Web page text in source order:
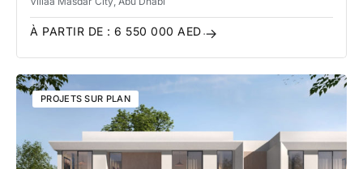
À PARTIR DE : 6 550 000 AED
PROJETS SUR PLAN